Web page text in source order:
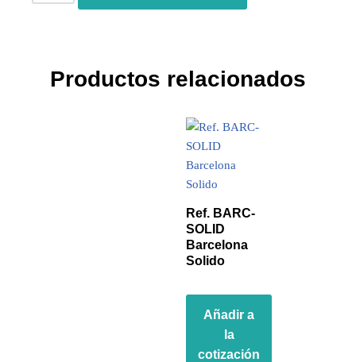
Productos relacionados
Ref. BARC-
SOLID
Barcelona
Solido
Añadir a
la
cotización